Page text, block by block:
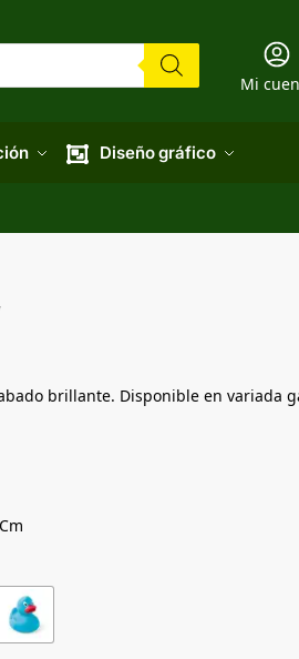
Mi
Diseño gráfico
brillante. Disponible en variada